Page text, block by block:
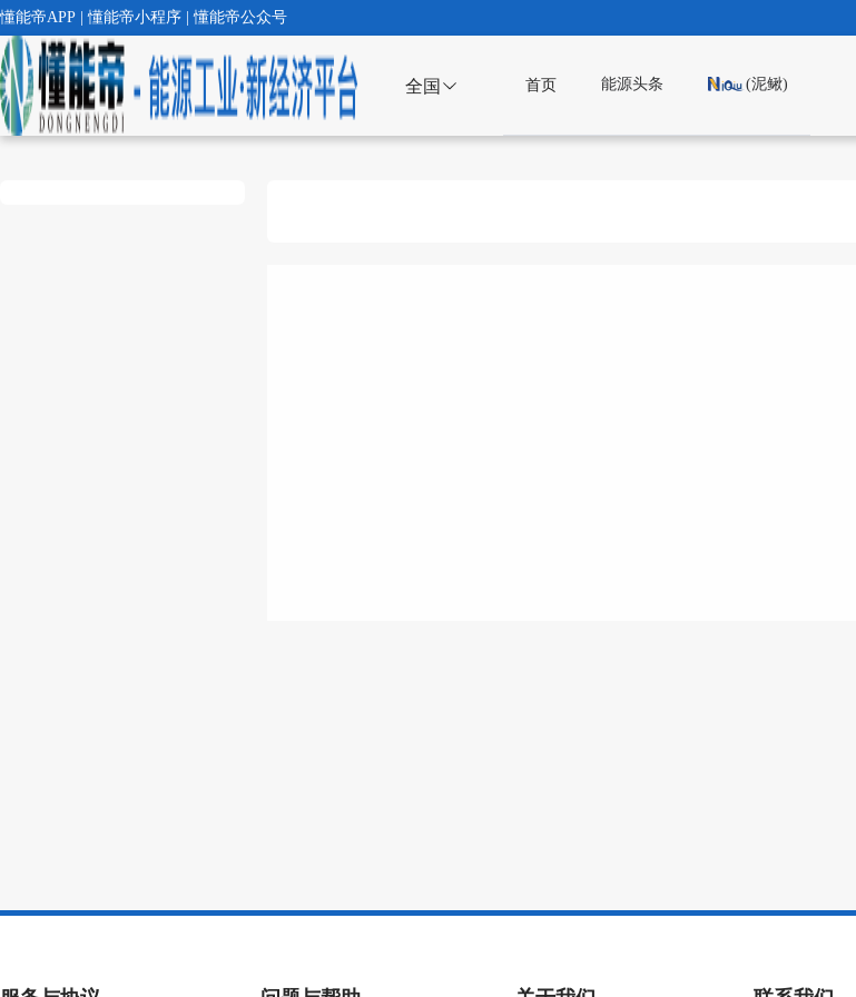
懂能帝APP | 懂能帝小程序 | 懂能帝公众号
全国 首页 能源头条 (泥鳅)